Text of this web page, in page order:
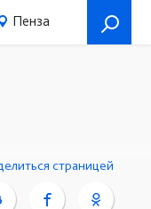
Пенза
страницей